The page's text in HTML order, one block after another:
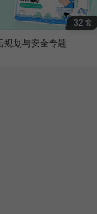
32 套
规划与安全专题